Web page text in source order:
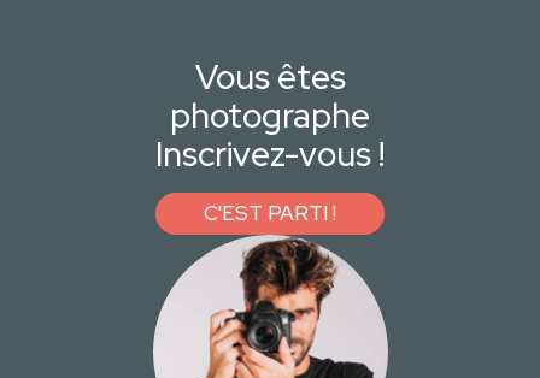
Vous êtes
photographe
Inscrivez-vous !
C'EST PARTI !